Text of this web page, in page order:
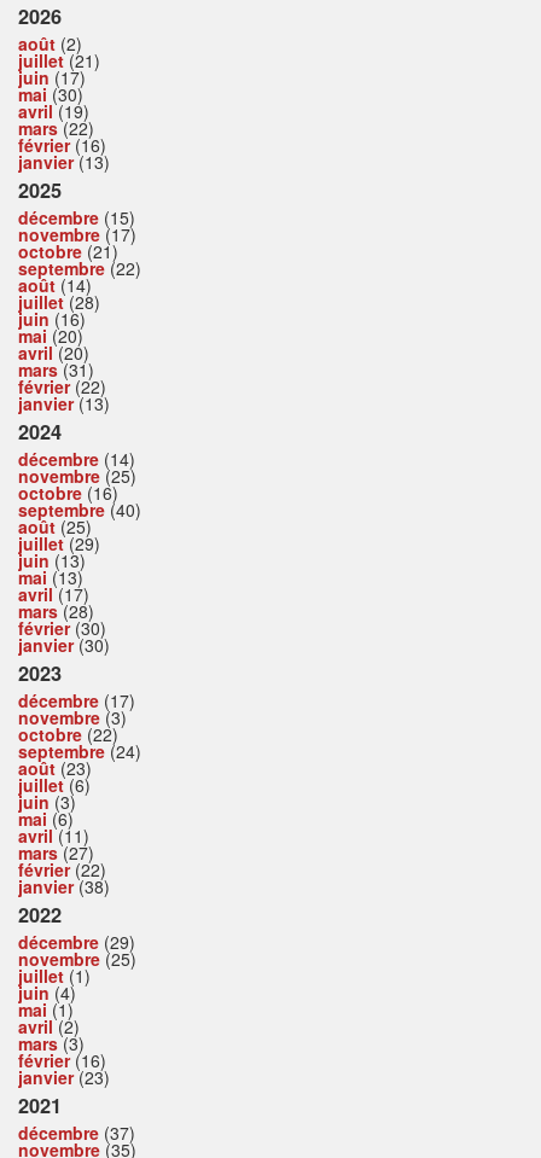
2026
août (2)
juillet(21)
juin (17)
mai (30)
avril(19)
mars(22)
février(16)
janvier(13)
2025
décembre (15)
novembre (17)
octobre (21)
septembre (22)
août (14)
juillet(28)
juin (16)
mai (20)
avril(20)
mars(31)
février(22)
janvier(13)
2024
décembre (14)
novembre (25)
octobre (16)
septembre (40)
août (25)
juillet(29)
juin (13)
mai (13)
avril(17)
mars(28)
février(30)
janvier(30)
2023
décembre (17)
novembre (3)
octobre (22)
septembre (24)
août (23)
juillet(6)
juin (3)
mai (6)
avril(11)
mars(27)
février(22)
janvier(38)
2022
décembre (29)
novembre (25)
juillet (1)
juin (4)
mai (1)
avril(2)
mars(3)
février(16)
janvier(23)
2021
décembre (37)
novembre (35)